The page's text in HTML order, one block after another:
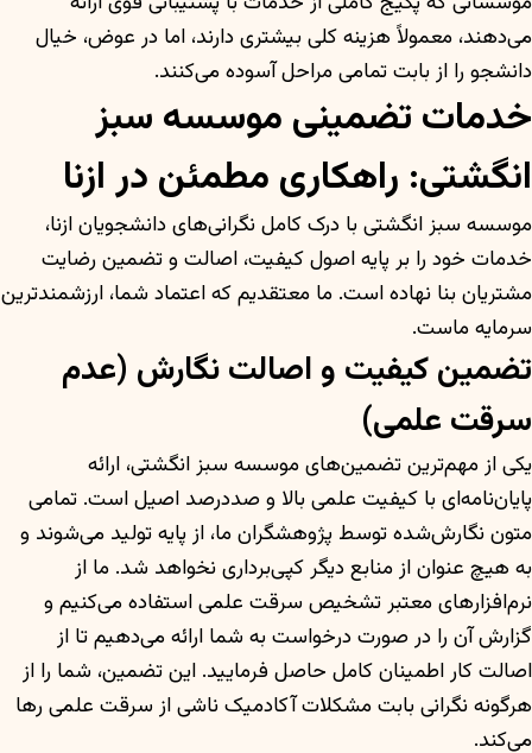
می‌دهند، معمولاً هزینه کلی بیشتری دارند، اما در عوض، خیال
دانشجو را از بابت تمامی مراحل آسوده می‌کنند.
خدمات تضمینی موسسه سبز
انگشتی: راهکاری مطمئن در ازنا
موسسه سبز انگشتی با درک کامل نگرانی‌های دانشجویان ازنا،
خدمات خود را بر پایه اصول کیفیت، اصالت و تضمین رضایت
مشتریان بنا نهاده است. ما معتقدیم که اعتماد شما، ارزشمندترین
سرمایه ماست.
تضمین کیفیت و اصالت نگارش (عدم
سرقت علمی)
یکی از مهم‌ترین تضمین‌های موسسه سبز انگشتی، ارائه
پایان‌نامه‌ای با کیفیت علمی بالا و صددرصد اصیل است. تمامی
متون نگارش‌شده توسط پژوهشگران ما، از پایه تولید می‌شوند و
به هیچ عنوان از منابع دیگر کپی‌برداری نخواهد شد. ما از
نرم‌افزارهای معتبر تشخیص سرقت علمی استفاده می‌کنیم و
گزارش آن را در صورت درخواست به شما ارائه می‌دهیم تا از
اصالت کار اطمینان کامل حاصل فرمایید. این تضمین، شما را از
هرگونه نگرانی بابت مشکلات آکادمیک ناشی از سرقت علمی رها
می‌کند.